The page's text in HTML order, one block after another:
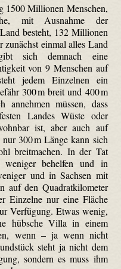
1500 Millionen Menschen,
mit Ausnahme der
besteht, 132 Millionen
einmal alles Land
sich demnach eine
von 9 Menschen auf
jedem Einzelnen ein
300 m breit und 400 m
müssen, dass
Landes Wüste oder
ist, aber auch auf
300 m Länge kann sich
breitmachen. In der Tat
behelfen und in
und in Sachsen mit
auf den Quadratkilometer
Einzelne nur eine Fläche
Verfügung. Etwas wenig,
hübsche Villa in einem
wenn – ja wenn nicht
steht ja nicht dem
sondern es muss ihm